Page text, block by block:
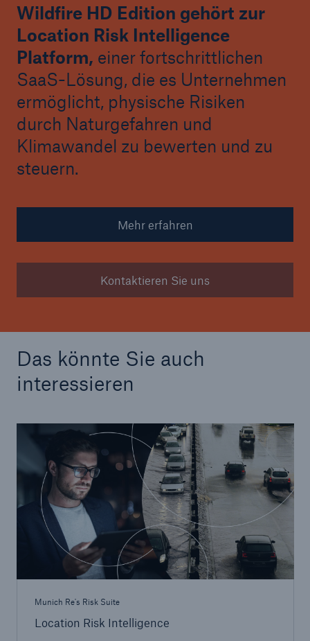
Wildfire HD Edition gehört zur
Location Risk Intelligence
Platform, einer fortschrittlichen
SaaS-Lösung, die es Unternehmen
ermöglicht, physische Risiken
durch Naturgefahren und
Klimawandel zu bewerten und zu
steuern.
Mehr erfahren
Kontaktieren Sie uns
Das könnte Sie auch
interessieren
Munich Re's Risk Suite
Location Risk Intelligence